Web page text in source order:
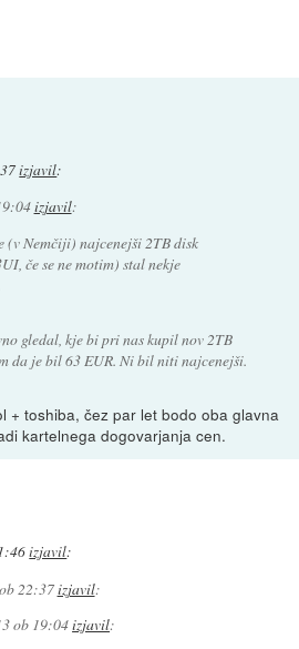
izjavil:
izjavil:
(v Nemčiji) najcenejši 2TB disk
če se ne motim) stal nekje
gledal, kje bi pri nas kupil nov 2TB
da je bil 63 EUR. Ni bil niti najcenejši.
+ toshiba, čez par let bodo oba glavna
kartelnega dogovarjanja cen.
izjavil:
22:37izjavil:
ob 19:04izjavil: